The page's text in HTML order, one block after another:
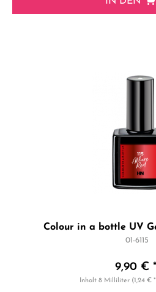
Colour in a bottle UV
01-6115
9,90 € *
Inhalt8 Milliliter (1,24 €